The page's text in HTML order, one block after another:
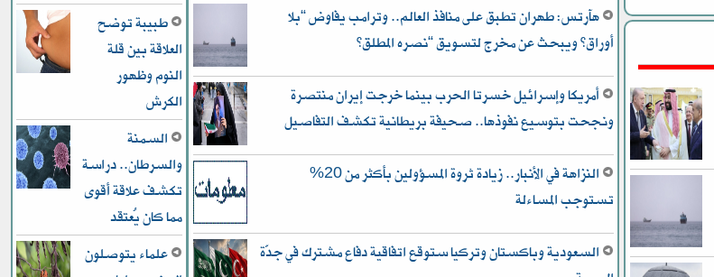
هآرتس: طهران تطبق على منافذ العالم.. وترامب يفاوض “بلا
أوراق” ويبحث عن مخرج لتسويق “نصره المطلق”
أمريكا وإسرائيل خسرتا الحرب بينما خرجت إيران منتصرة
ونجحت بتوسيع نفوذها.. صحيفة بريطانية تكشف التفاصيل
النزاهة في الأنبار.. زيادة ثروة المسؤولين بأكثر من 20%
تستوجب المساءلة
السعودية وباكستان وتركيا ستوقع اتفاقية دفاع مشترك في جدّة
طبيبة توضح
العلاقة بين قلة
النوم وظهور
الكرش
السمنة
والسرطان.. دراسة
تكشف علاقة أقوى
مما كان يُعتقد
علماء يتوصلون